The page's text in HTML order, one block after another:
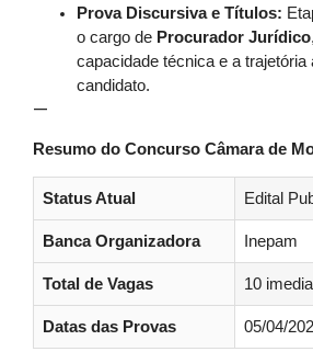
Prova Discursiva e Títulos:
o cargo de Procurador Jurídico
capacidade técnica e a trajetória
candidato.
—
Resumo do Concurso Câmara de
Status Atual Edital
Banca Organizadora Inepam
Total de Vagas 10
Datas das Provas 05/04/